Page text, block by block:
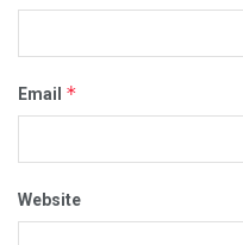
Email *
Website